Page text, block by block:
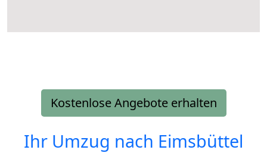
Kostenlose Angebote erhalten
Ihr Umzug nach Eimsbüttel